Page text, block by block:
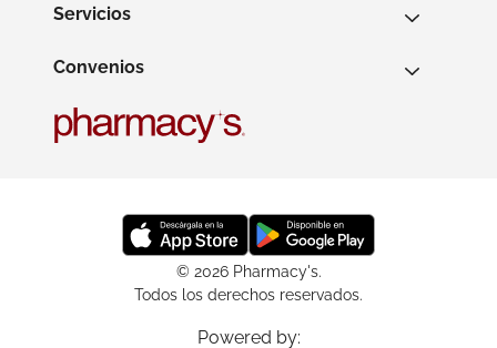
Servicios
Convenios
© 2026 Pharmacy's.
Todos los derechos reservados.
Powered by: